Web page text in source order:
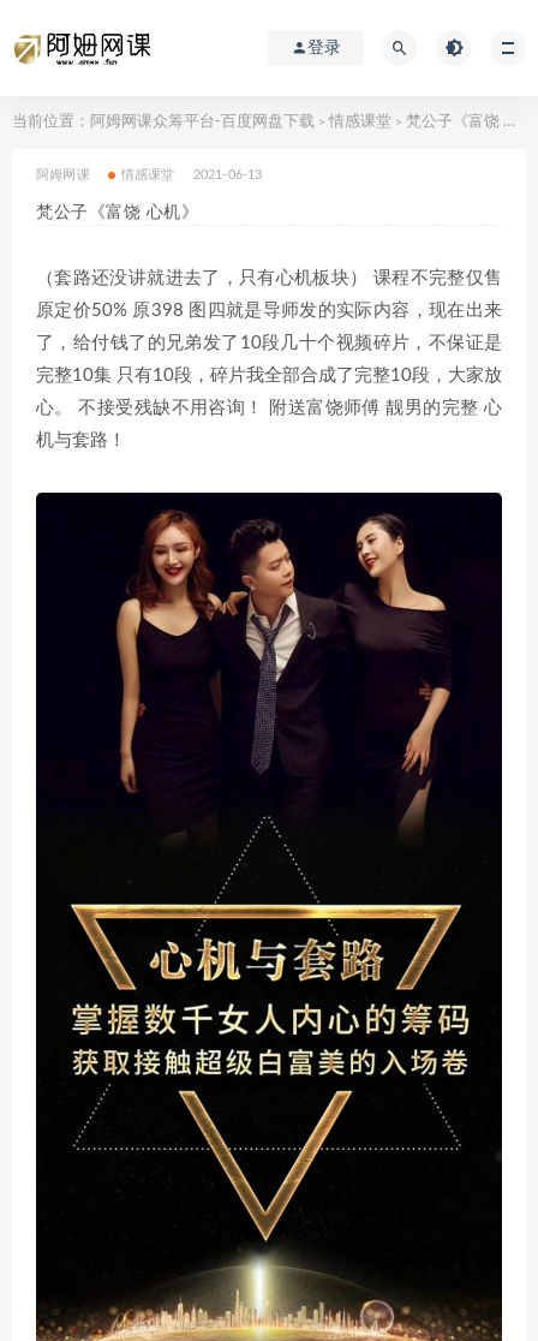
登录
当前位置： 阿姆网课众筹平台-百度网盘下载 > 情感课堂 > 梵公子《富饶 心机》
阿姆网课 情感课堂 2021-06-13
梵公子《富饶 心机》
（套路还没讲就进去了，只有心机板块） 课程不完整仅售
原定价50% 原398 图四就是导师发的实际内容，现在出来
了，给付钱了的兄弟发了10段几十个视频碎片，不保证是
完整10集 只有10段，碎片我全部合成了完整10段，大家放
心。 不接受残缺不用咨询！ 附送富饶师傅 靓男的完整 心
机与套路！